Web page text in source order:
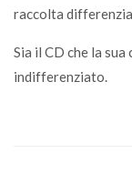
raccolta
Sia il CD che la
indifferenziato.